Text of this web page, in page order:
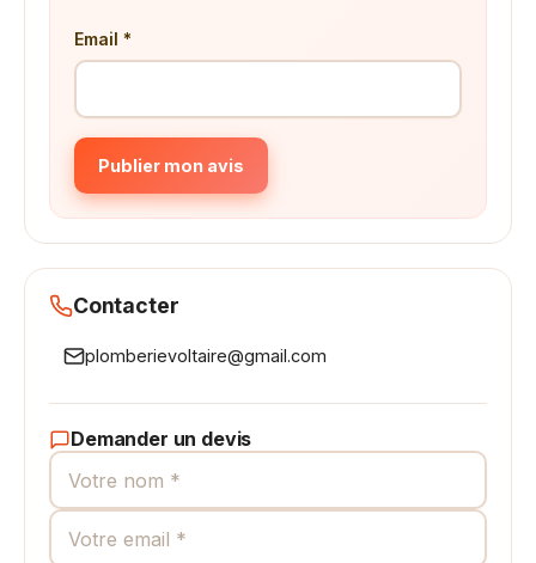
Email *
Publier mon avis
Contacter
plomberievoltaire@gmail.com
Demander un devis